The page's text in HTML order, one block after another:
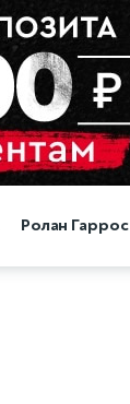
Ролан Гаррос